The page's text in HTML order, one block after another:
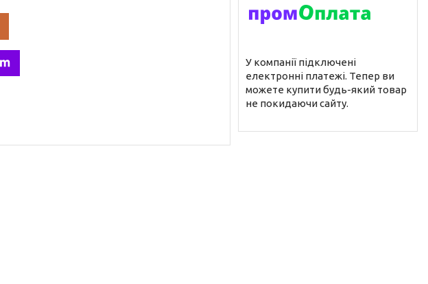
У компанії підключені
електронні платежі. Тепер ви
можете купити будь-який товар
не покидаючи сайту.